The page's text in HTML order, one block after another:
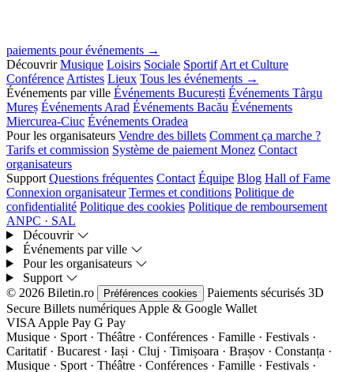
paiements pour événements →
Découvrir Musique Loisirs Sociale Sportif Art et Culture
Conférence Artistes Lieux Tous les événements →
Événements par ville Événements București Événements Târgu
Mureș Événements Arad Événements Bacău Événements
Miercurea-Ciuc Événements Oradea
Pour les organisateurs Vendre des billets Comment ça marche ?
Tarifs et commission Système de paiement Monez Contact
organisateurs
Support Questions fréquentes Contact Équipe Blog Hall of Fame
Connexion organisateur Termes et conditions Politique de
confidentialité Politique des cookies Politique de remboursement
ANPC · SAL
Découvrir
Événements par ville
Pour les organisateurs
Support
© 2026 Biletin.ro
Préférences cookies Paiements sécurisés 3D
Secure Billets numériques Apple & Google Wallet
VISA Apple Pay G Pay
Musique · Sport · Théâtre · Conférences · Famille · Festivals ·
Caritatif · Bucarest · Iași · Cluj · Timișoara · Brașov · Constanța ·
Musique · Sport · Théâtre · Conférences · Famille · Festivals ·